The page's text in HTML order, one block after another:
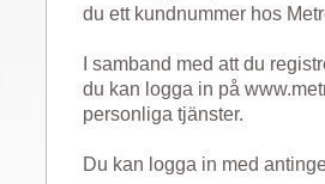
du ett kundnummer hos
I samband med att du
du kan logga in på
personliga tjänster.
Du kan logga in med